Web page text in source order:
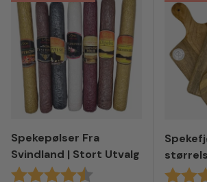
Spekepølser Fra
Svindland | Stort Utvalg
Karakter:
4.5 av 5 mulige